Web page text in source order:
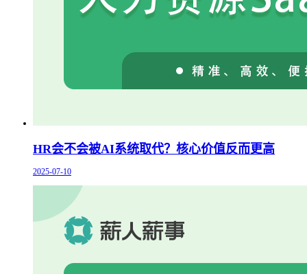
HR会不会被AI系统取代？核心价值反而更高
2025-07-10